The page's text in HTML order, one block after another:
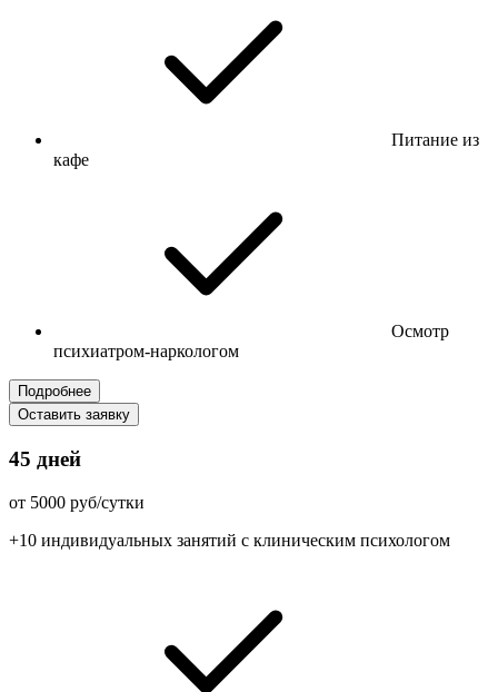
Питание из
кафе
Осмотр
психиатром-наркологом
Подробнее
Оставить заявку
45 дней
от 5000 руб/сутки
+10 индивидуальных занятий с клиническим психологом